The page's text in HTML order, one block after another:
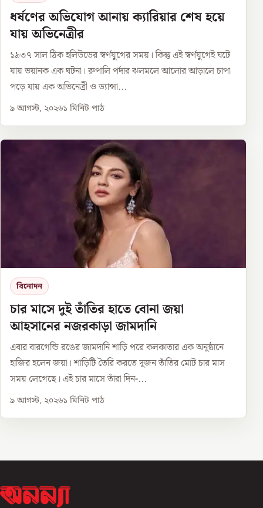
ধর্ষণের অভিযোগ আনায় ক্যারিয়ার শেষ হয়ে
যায় অভিনেত্রীর
১৯৩৭ সাল ঠিক হলিউডের স্বর্ণযুগের সময়। কিন্তু এই স্বর্ণযুগেই ঘটে
যায় ভয়ানক এক ঘটনা। রুপালি পর্দার ঝলমলে আলোর আড়ালে চাপা
পড়ে যায় এক অভিনেত্রী ও ড্যান্সা...
৯ আগস্ট, ২০২৬১ মিনিট পাঠ
বিনোদন
চার মাসে দুই তাঁতির হাতে বোনা জয়া
আহসানের নজরকাড়া জামদানি
এবার বারগেন্ডি রঙের জামদানি শাড়ি পরে কলকাতার এক অনুষ্ঠানে
হাজির হলেন জয়া। শাড়িটি তৈরি করতে দুজন তাঁতির মোট চার মাস
সময় লেগেছে। এই চার মাসে তাঁরা দিন-...
৯ আগস্ট, ২০২৬১ মিনিট পাঠ